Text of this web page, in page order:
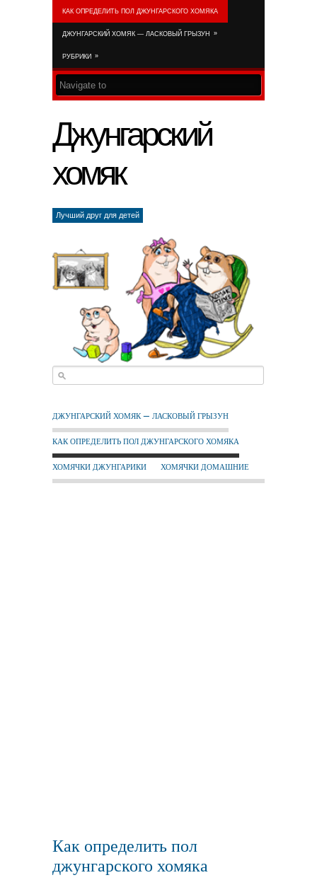
КАК ОПРЕДЕЛИТЬ ПОЛ ДЖУНГАРСКОГО ХОМЯКА
ДЖУНГАРСКИЙ ХОМЯК — ЛАСКОВЫЙ ГРЫЗУН »
РУБРИКИ »
Джунгарский
хомяк
Лучший друг для детей
ДЖУНГАРСКИЙ ХОМЯК — ЛАСКОВЫЙ ГРЫЗУН
КАК ОПРЕДЕЛИТЬ ПОЛ ДЖУНГАРСКОГО ХОМЯКА
ХОМЯЧКИ ДЖУНГАРИКИ ХОМЯЧКИ ДОМАШНИЕ
Как определить пол
джунгарского хомяка